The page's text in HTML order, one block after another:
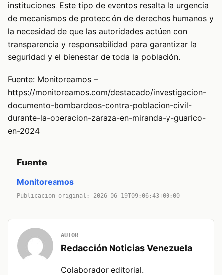
instituciones. Este tipo de eventos resalta la urgencia
de mecanismos de protección de derechos humanos y
la necesidad de que las autoridades actúen con
transparencia y responsabilidad para garantizar la
seguridad y el bienestar de toda la población.
Fuente: Monitoreamos –
https://monitoreamos.com/destacado/investigacion-
documento-bombardeos-contra-poblacion-civil-
durante-la-operacion-zaraza-en-miranda-y-guarico-
en-2024
Fuente
Monitoreamos
Publicacion original: 2026-06-19T09:06:43+00:00
AUTOR
Redacción Noticias Venezuela
Colaborador editorial.